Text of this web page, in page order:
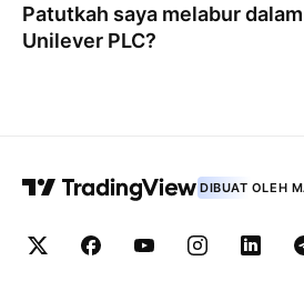
Patutkah saya melabur
Unilever PLC?
DIBUAT OLEH